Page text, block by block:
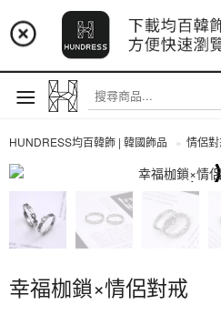
📢 市集預告：9/4-
📢 市集預告：9/12-9/
📢 市集預告：8/22-8/
註冊
HUNDRESS均百韓飾 | 韓國飾品 情侶
幸福枷鎖×情侶對戒